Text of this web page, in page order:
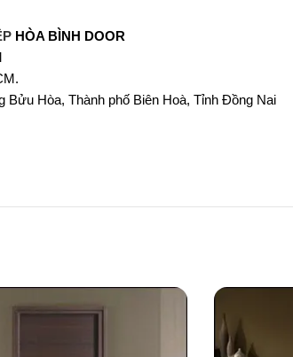
HÒA BÌNH DOOR
Hòa, Thành phố Biên Hoà, Tỉnh Đồng Nai